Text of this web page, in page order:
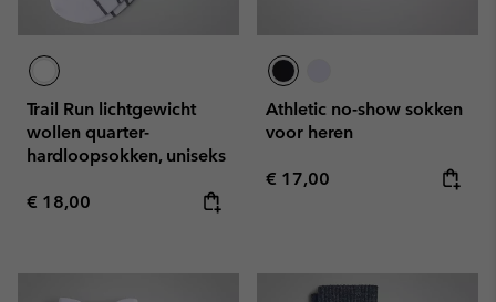
Trail Run lichtgewicht
wollen quarter-
hardloopsokken, uniseks
Regular price:
€ 18,00
Athletic no-show sokken
voor heren
Regular price:
€ 17,00